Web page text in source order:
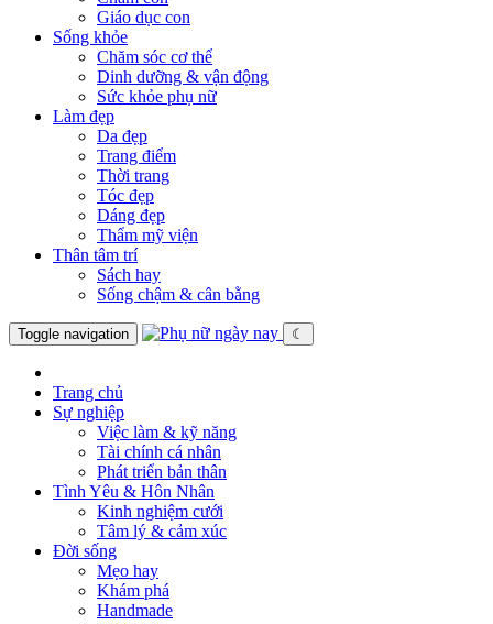
Giáo dục con
Sống khỏe
Chăm sóc cơ thể
Dinh dưỡng & vận động
Sức khỏe phụ nữ
Làm đẹp
Da đẹp
Trang điểm
Thời trang
Tóc đẹp
Dáng đẹp
Thẩm mỹ viện
Thân tâm trí
Sách hay
Sống chậm & cân bằng
Toggle navigation ☾
Trang chủ
Sự nghiệp
Việc làm & kỹ năng
Tài chính cá nhân
Phát triển bản thân
Tình Yêu & Hôn Nhân
Kinh nghiệm cưới
Tâm lý & cảm xúc
Đời sống
Mẹo hay
Khám phá
Handmade